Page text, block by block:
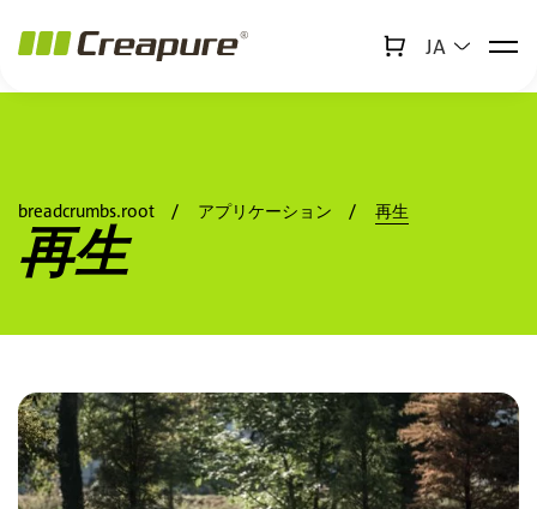
JA
breadcrumbs.root アプリケーション 再生
再生
Creabot ↻ x